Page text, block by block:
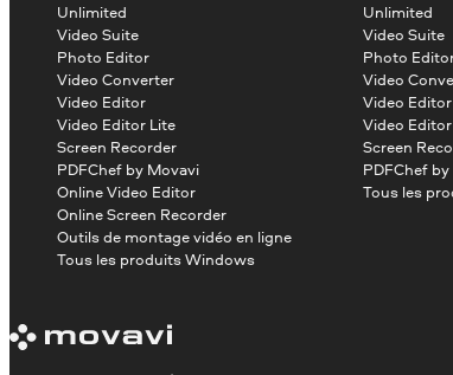
Unlimited
Video Suite
Photo Editor
Video Converter
Video Editor
Video Editor Lite
Screen Recorder
PDFChef by Movavi
Online Video Editor
Online Screen Recorder
Outils de montage vidéo en ligne
Tous les produits Windows
Unlimited
Video Suite
Photo
Video
Video Editor
Video
Screen
PDFChef
Tous les